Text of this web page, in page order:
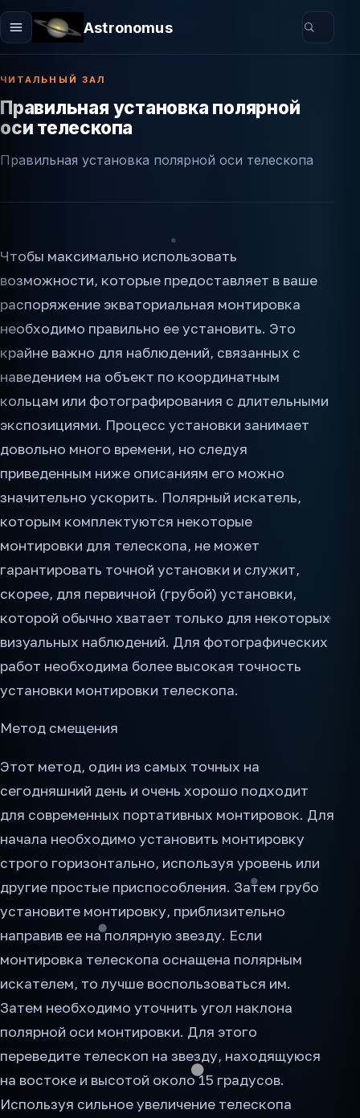
Astronomus
ЧИТАЛЬНЫЙ ЗАЛ
Правильная установка полярной
оси телескопа
Правильная установка полярной оси телескопа
Чтобы максимально использовать
возможности, которые предоставляет в ваше
распоряжение экваториальная монтировка
необходимо правильно ее установить. Это
крайне важно для наблюдений, связанных с
наведением на объект по координатным
кольцам или фотографирования с длительными
экспозициями. Процесс установки занимает
довольно много времени, но следуя
приведенным ниже описаниям его можно
значительно ускорить. Полярный искатель,
которым комплектуются некоторые
монтировки для телескопа, не может
гарантировать точной установки и служит,
скорее, для первичной (грубой) установки,
которой обычно хватает только для некоторых
визуальных наблюдений. Для фотографических
работ необходима более высокая точность
установки монтировки телескопа.
Метод смещения
Этот метод, один из самых точных на
сегодняшний день и очень хорошо подходит
для современных портативных монтировок. Для
начала необходимо установить монтировку
строго горизонтально, используя уровень или
другие простые приспособления. Затем грубо
установите монтировку, приблизительно
направив ее на полярную звезду. Если
монтировка телескопа оснащена полярным
искателем, то лучше воспользоваться им.
Затем необходимо уточнить угол наклона
полярной оси монтировки. Для этого
переведите телескоп на звезду, находящуюся
на востоке и высотой около 15 градусов.
Используя сильное увеличение телескопа